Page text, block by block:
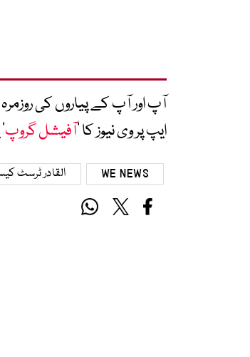
آپ اور آپ کے پیاروں کی
ایپ پر وی نیوز کا ’آفیشل گروپ
WE NEWS القادر ٹرسٹ